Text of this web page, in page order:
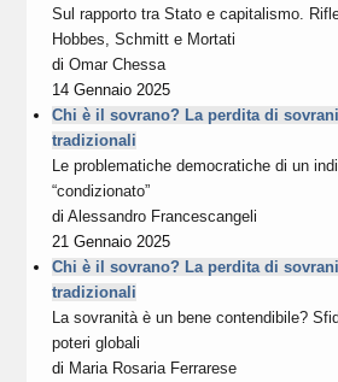
Sul rapporto tra Stato e capitalismo.
Hobbes, Schmitt e Mortati
diOmar Chessa
14 Gennaio 2025
Chi è il sovrano? La perdita di
tradizionali
Le problematiche democratiche di un
“condizionato”
diAlessandro Francescangeli
21 Gennaio 2025
Chi è il sovrano? La perdita di
tradizionali
La sovranità è un bene contendibile?
poteri globali
di Maria Rosaria Ferrarese